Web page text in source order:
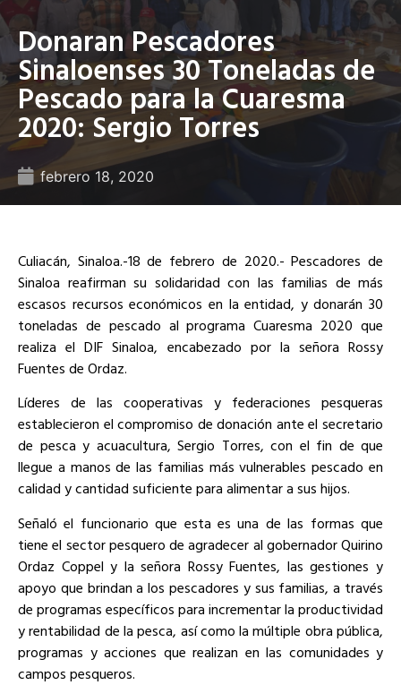
Donaran Pescadores
Sinaloenses 30 Toneladas de
Pescado para la Cuaresma
2020: Sergio Torres
febrero 18, 2020
Culiacán, Sinaloa.-18 de febrero de 2020.- Pescadores de
Sinaloa reafirman su solidaridad con las familias de más
escasos recursos económicos en la entidad, y donarán 30
toneladas de pescado al programa Cuaresma 2020 que
realiza el DIF Sinaloa, encabezado por la señora Rossy
Fuentes de Ordaz.
Líderes de las cooperativas y federaciones pesqueras
establecieron el compromiso de donación ante el secretario
de pesca y acuacultura, Sergio Torres, con el fin de que
llegue a manos de las familias más vulnerables pescado en
calidad y cantidad suficiente para alimentar a sus hijos.
Señaló el funcionario que esta es una de las formas que
tiene el sector pesquero de agradecer al gobernador Quirino
Ordaz Coppel y la señora Rossy Fuentes, las gestiones y
apoyo que brindan a los pescadores y sus familias, a través
de programas específicos para incrementar la productividad
y rentabilidad de la pesca, así como la múltiple obra pública,
programas y acciones que realizan en las comunidades y
campos pesqueros.